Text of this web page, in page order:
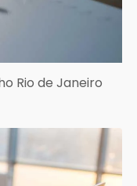
Rio de Janeiro